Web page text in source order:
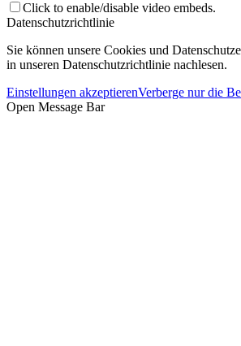
Click to enable/disable video embeds.
Datenschutzrichtlinie
Sie können unsere Cookies und
in unseren Datenschutzrichtlinie nachlesen.
Einstellungen akzeptierenVerberge nur die
Open Message Bar